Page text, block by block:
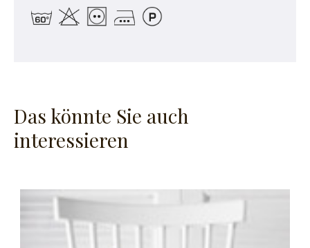
Das könnte Sie auch
interessieren